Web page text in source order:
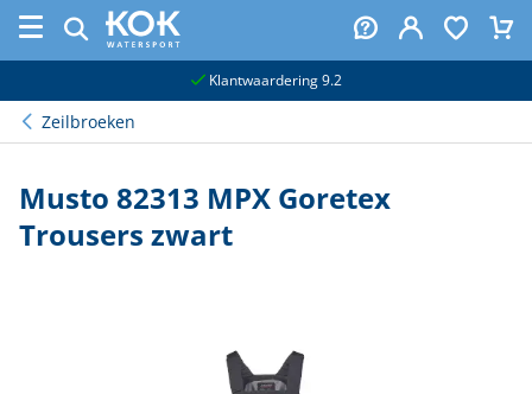
Klantwaardering 9.2
Zeilbroeken
Musto 82313 MPX Goretex
Trousers zwart